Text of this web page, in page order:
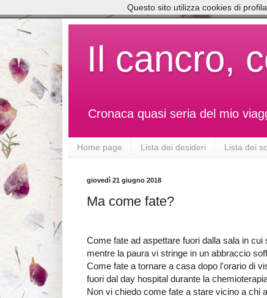
Il cancro,
Cronaca quasi seria del mio
Home page Lista dei desideri Lista dei
giovedì 21 giugno 2018
Ma come fate?
Come fate ad aspettare fuori dalla sala in
mentre la paura vi stringe in un abbraccio
Come fate a tornare a casa dopo l'orario di
fuori dal day hospital durante la
Non vi chiedo come fate a stare vicino a chi
Questo sito utilizza cookies di